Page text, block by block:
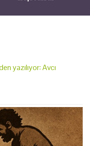
yazılıyor: Avcı